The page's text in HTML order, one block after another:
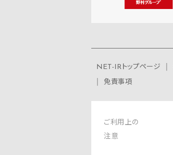
NET-IRトップページ
免責事項
ご利用上の
注意